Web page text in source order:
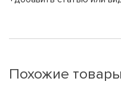
Похожие товары